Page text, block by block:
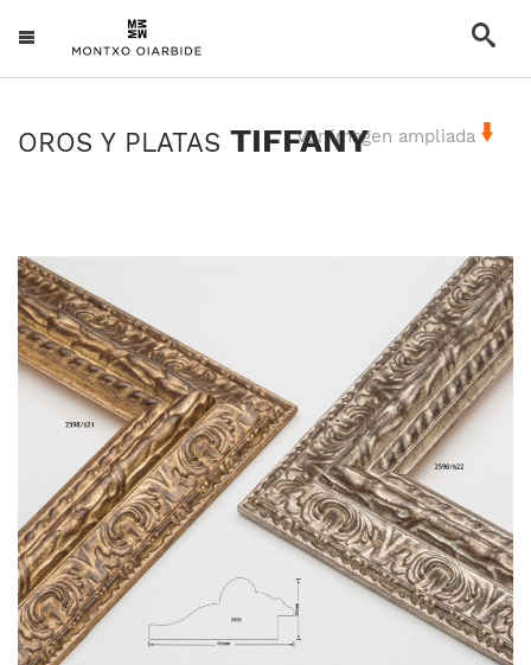
Ver imagen ampliada
OROS Y PLATAS TIFFANY